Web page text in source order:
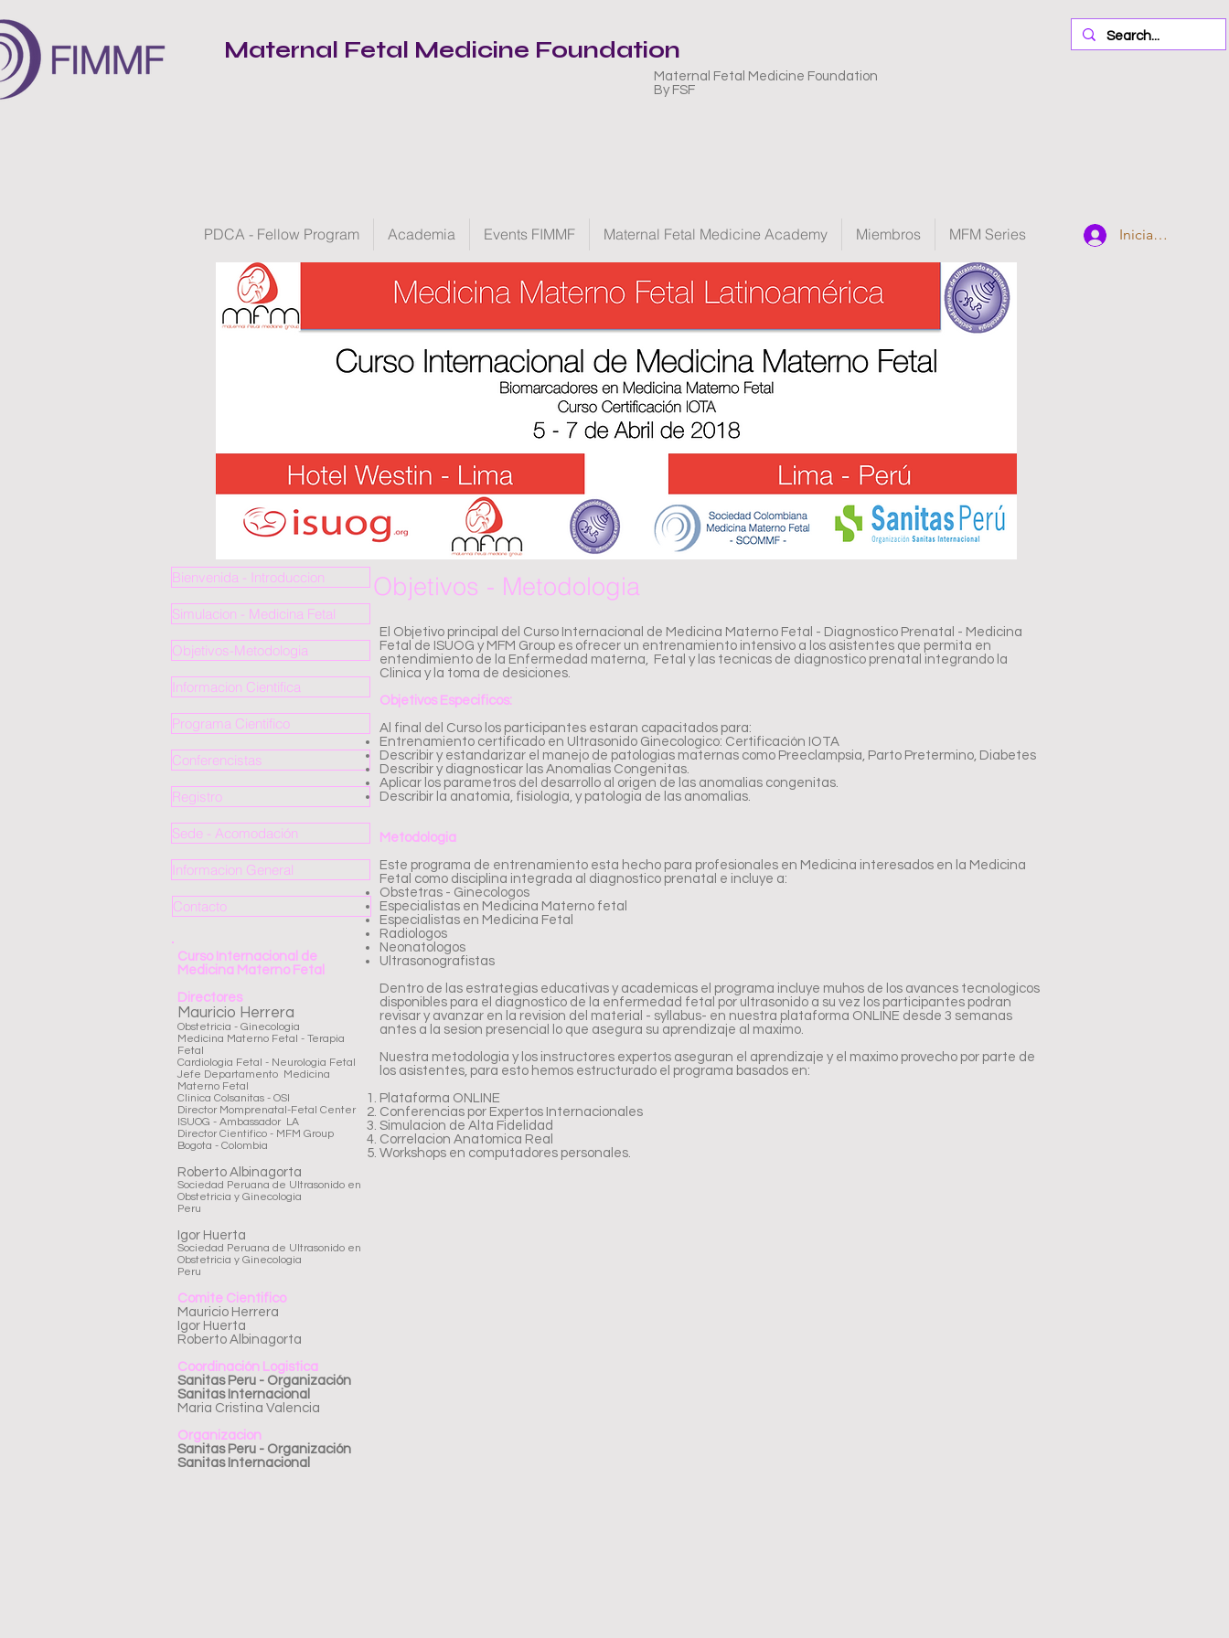
Maternal Fetal Medicine Foundation
Maternal Fetal Medicine Foundation
By FSF
PDCA - Fellow Program Academia Events FIMMF Maternal Fetal Medicine Academy Miembros MFM Series Iniciar sesión
Bienvenida - Introduccion Objetivos - Metodologia
Simulacion - Medicina Fetal
Objetivos-Metodologia
Informacion Cientifica
Programa Cientifico
Conferencistas
Registro
Sede - Acomodación
Informacion General
Contacto
Curso Internacional de
Medicina Materno Fetal
Directores
Mauricio Herrera
Obstetricia - Ginecologia
Medicina Materno Fetal - Terapia
Fetal
Cardiologia Fetal - Neurologia Fetal
Jefe Departamento Medicina
Materno Fetal
Clinica Colsanitas - OSI
Director Momprenatal-Fetal Center
ISUOG - Ambassador LA
Director Cientifico - MFM Group
Bogota - Colombia
Roberto Albinagorta
Sociedad Peruana de Ultrasonido en
Obstetricia y Ginecologia
Peru
Igor Huerta
Sociedad Peruana de Ultrasonido en
Obstetricia y Ginecologia
Peru
Comite Cientifico
Mauricio Herrera
Igor Huerta
Roberto Albinagorta
Coordinación Logistica
Sanitas Peru - Organización
Sanitas Internacional
Maria Cristina Valencia
Organizacion
Sanitas Peru - Organización
Sanitas Internacional
El Objetivo principal del Curso Internacional de Medicina Materno Fetal - Diagnostico Prenatal - Medicina
Fetal de ISUOG y MFM Group es ofrecer un entrenamiento intensivo a los asistentes que permita en
entendimiento de la Enfermedad materna, Fetal y las tecnicas de diagnostico prenatal integrando la
Clinica y la toma de desiciones.
Objetivos Especificos:
Al final del Curso los participantes estaran capacitados para:
Entrenamiento certificado en Ultrasonido Ginecologico: Certificación IOTA
Describir y estandarizar el manejo de patologias maternas como Preeclampsia, Parto Pretermino, Diabetes
Describir y diagnosticar las Anomalias Congenitas.
Aplicar los parametros del desarrollo al origen de las anomalias congenitas.
Describir la anatomia, fisiología, y patologia de las anomalias.
Metodologia
Este programa de entrenamiento esta hecho para profesionales en Medicina interesados en la Medicina
Fetal como disciplina integrada al diagnostico prenatal e incluye a:
Obstetras - Ginecologos
Especialistas en Medicina Materno fetal
Especialistas en Medicina Fetal
Radiologos
Neonatologos
Ultrasonografistas
Dentro de las estrategias educativas y academicas el programa incluye muhos de los avances tecnologicos
disponibles para el diagnostico de la enfermedad fetal por ultrasonido a su vez los participantes podran
revisar y avanzar en la revision del material - syllabus- en nuestra plataforma ONLINE desde 3 semanas
antes a la sesion presencial lo que asegura su aprendizaje al maximo.
Nuestra metodologia y los instructores expertos aseguran el aprendizaje y el maximo provecho por parte de
los asistentes, para esto hemos estructurado el programa basados en:
Plataforma ONLINE
Conferencias por Expertos Internacionales
Simulacion de Alta Fidelidad
Correlacion Anatomica Real
Workshops en computadores personales.